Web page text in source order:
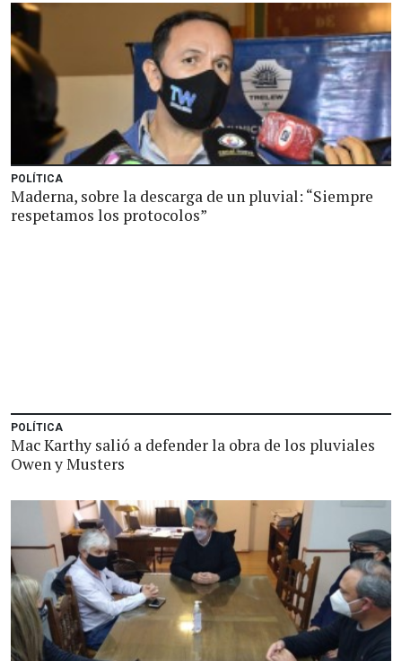
POLÍTICA
Maderna, sobre la descarga de un pluvial: “Siempre
respetamos los protocolos”
POLÍTICA
Mac Karthy salió a defender la obra de los pluviales
Owen y Musters